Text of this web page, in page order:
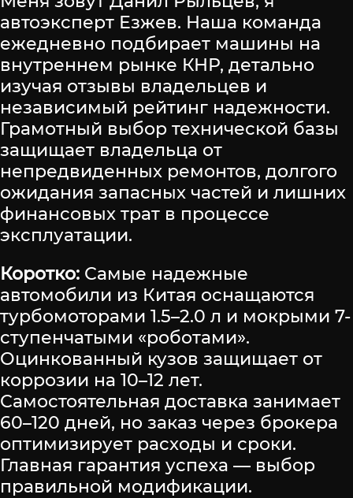
автоэксперт Езжев. Наша команда
ежедневно подбирает машины на
внутреннем рынке КНР, детально
изучая отзывы владельцев и
независимый рейтинг надежности.
Грамотный выбор технической базы
защищает владельца от
непредвиденных ремонтов, долгого
ожидания запасных частей и лишних
финансовых трат в процессе
эксплуатации.
Коротко: Самые надежные
автомобили из Китая оснащаются
турбомоторами 1.5–2.0 л и мокрыми 7-
ступенчатыми «роботами».
Оцинкованный кузов защищает от
коррозии на 10–12 лет.
Самостоятельная доставка занимает
60–120 дней, но заказ через брокера
оптимизирует расходы и сроки.
Главная гарантия успеха — выбор
правильной модификации.